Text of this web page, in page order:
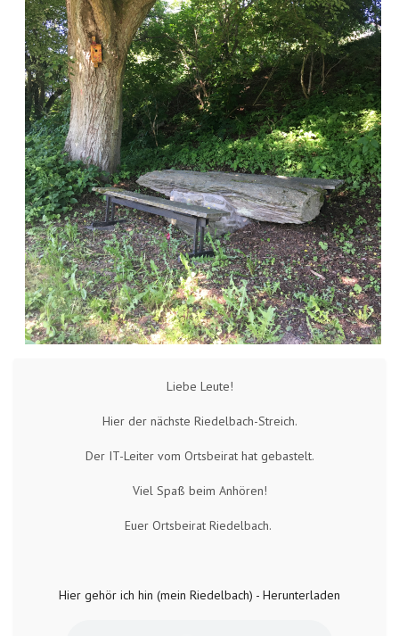
Liebe Leute!
Hier der nächste Riedelbach-Streich.
Der IT-Leiter vom Ortsbeirat hat gebastelt.
Viel Spaß beim Anhören!
Euer Ortsbeirat Riedelbach.
Hier gehör ich hin (mein Riedelbach) - Herunterladen